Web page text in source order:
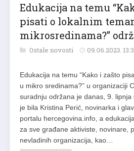
Edukacija na temu
pisati o lokalnim
mikrosredinama?”
Ostale novosti 09.06.2023.
Edukacija na temu “Kako i zašto
u mikro sredinama?” u organizaciji
suradnju održana je danas, 9. lipnja
je bila Kristina Perić, novinarka i
portalu hercegovina.info, a
za sve građane aktiviste, novinare,
nevladinih organizacija, kao…